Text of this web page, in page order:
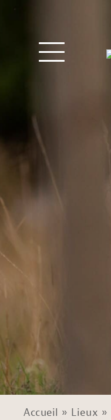
Accueil » Lieux »